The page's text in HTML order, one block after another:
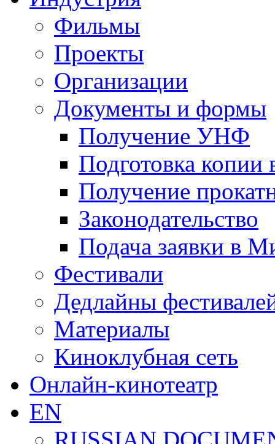
Фильмы
Проекты
Организации
Документы и формы
Получение УНФ
Подготовка копии
Получение
Законодательство
Подача заявки в
Фестивали
Дедлайны
Материалы
Киноклубная сеть
Онлайн-кинотеатр
EN